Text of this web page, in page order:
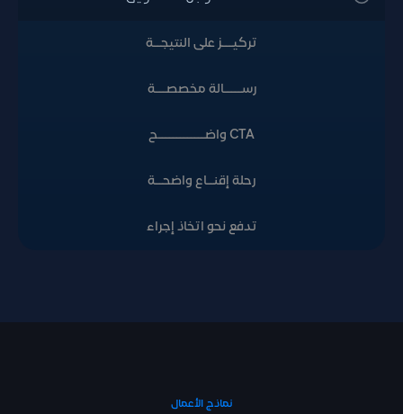
تركيـــز على النتيجــة
رســـــالة مخصصـــة
CTA واضـــــــــــــح
رحلة إقنــاع واضحــة
تدفع نحو اتخاذ إجراء
نماذج الأعمال